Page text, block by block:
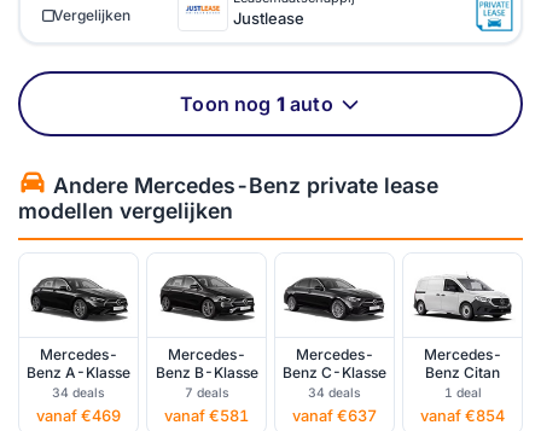
Justlease
Vergelijken
Toon nog 1auto
Andere Mercedes-Benz private lease
modellen vergelijken
Mercedes-
Benz A-Klasse
34 deals
vanaf €469
Mercedes-
Benz B-Klasse
7 deals
vanaf €581
Mercedes-
Benz C-Klasse
34 deals
vanaf €637
Mercedes-
Benz Citan
1 deal
vanaf €854